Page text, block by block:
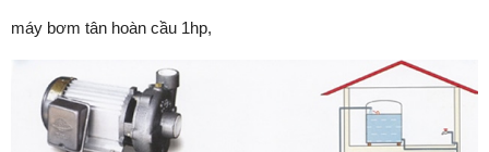
máy bơm tân hoàn cầu 1hp,